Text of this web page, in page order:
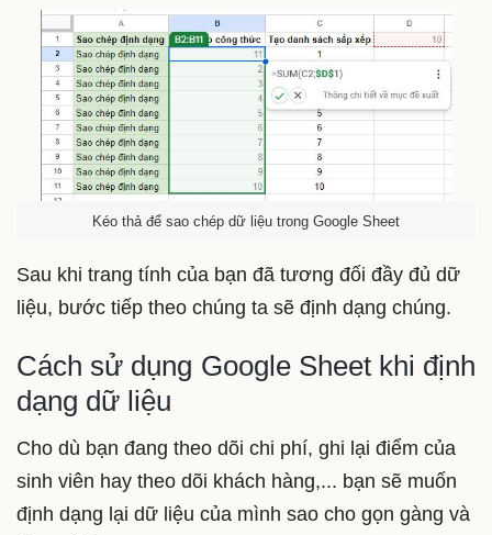
Kéo thả để sao chép dữ liệu trong Google Sheet
Sau khi trang tính của bạn đã tương đối đầy đủ dữ
liệu, bước tiếp theo chúng ta sẽ định dạng chúng.
Cách sử dụng Google Sheet khi định
dạng dữ liệu
Cho dù bạn đang theo dõi chi phí, ghi lại điểm của
sinh viên hay theo dõi khách hàng,... bạn sẽ muốn
định dạng lại dữ liệu của mình sao cho gọn gàng và